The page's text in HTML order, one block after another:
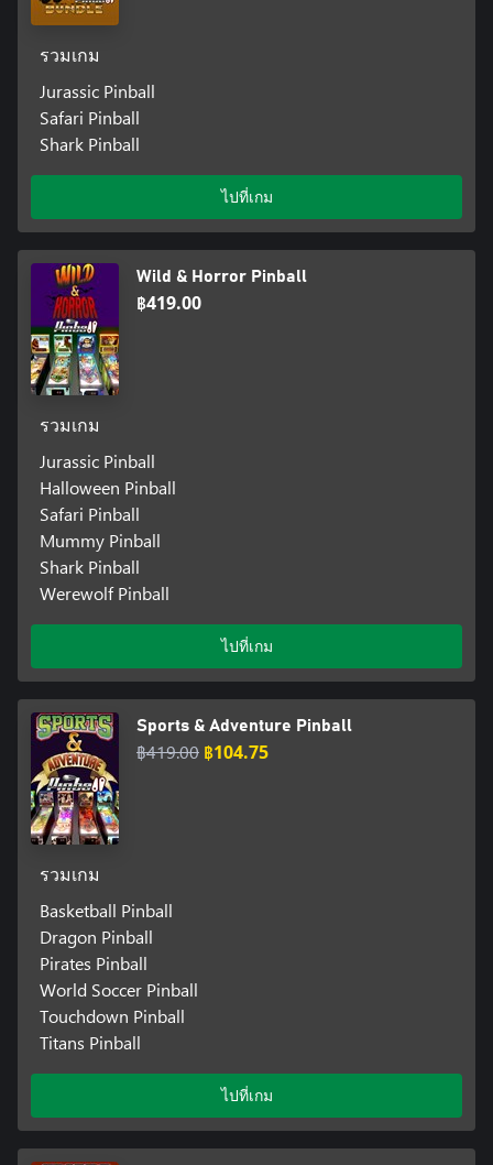
รวมเกม
Jurassic Pinball
Safari Pinball
Shark Pinball
ไปที่เกม
Wild & Horror Pinball
฿419.00
รวมเกม
Jurassic Pinball
Halloween Pinball
Safari Pinball
Mummy Pinball
Shark Pinball
Werewolf Pinball
ไปที่เกม
Sports & Adventure Pinball
฿419.00 ฿104.75
รวมเกม
Basketball Pinball
Dragon Pinball
Pirates Pinball
World Soccer Pinball
Touchdown Pinball
Titans Pinball
ไปที่เกม